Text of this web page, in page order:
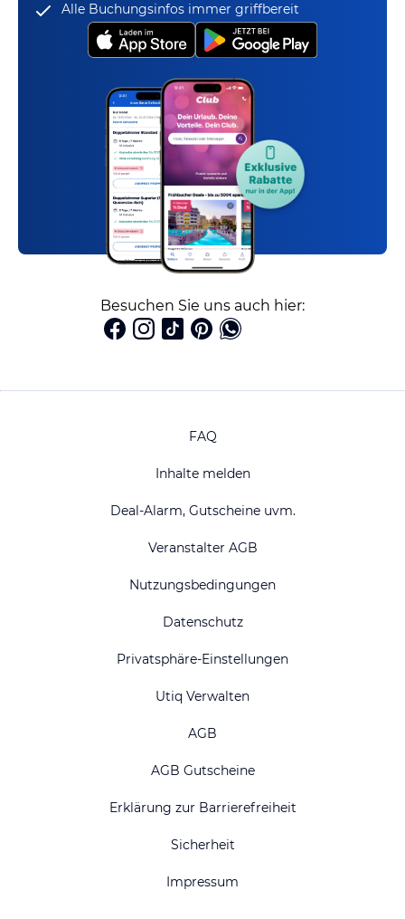
Alle Buchungsinfos immer griffbereit
Besuchen Sie uns auch hier:
FAQ
Inhalte melden
Deal-Alarm, Gutscheine uvm.
Veranstalter AGB
Nutzungsbedingungen
Datenschutz
Privatsphäre-Einstellungen
Utiq Verwalten
AGB
AGB Gutscheine
Erklärung zur Barrierefreiheit
Sicherheit
Impressum